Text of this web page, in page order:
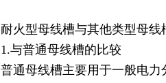
耐火型母线槽与其他类型母线
1.与普通母线槽的比较
普通母线槽主要用于一般电